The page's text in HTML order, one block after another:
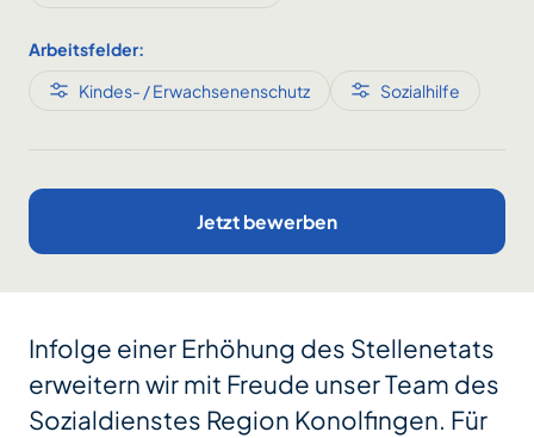
Arbeitsfelder:
Kindes- / Erwachsenenschutz
Sozialhilfe
Jetzt bewerben
Infolge einer Erhöhung des Stellenetats
erweitern wir mit Freude unser Team des
Sozialdienstes Region Konolfingen. Für